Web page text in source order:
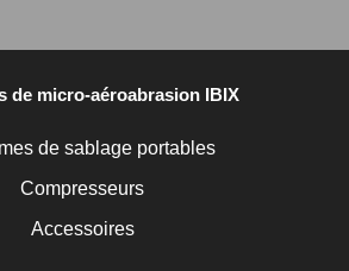
de micro-aéroabrasion IBIX
de sablage portables
Compresseurs
Accessoires